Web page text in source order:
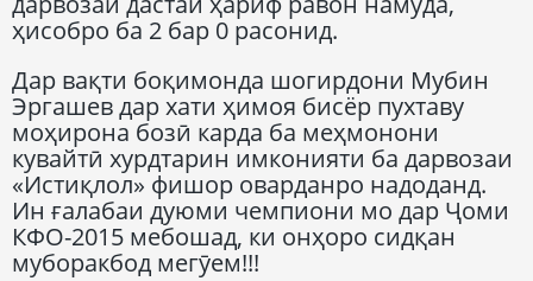
ҳисобро ба 2 бар 0 расонид.
Дар вақти боқимонда шогирдони Мубин
Эргашев дар хати ҳимоя бисёр пухтаву
моҳирона бозӣ карда ба меҳмонони
кувайтӣ хурдтарин имконияти ба дарвозаи
«Истиқлол» фишор оварданро надоданд.
Ин ғалабаи дуюми чемпиони мо дар Ҷоми
КФО-2015 мебошад, ки онҳоро сидқан
муборакбод мегӯем!!!